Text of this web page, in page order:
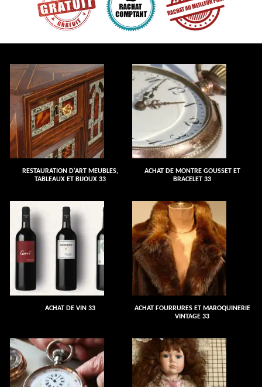
RESTAURATION D'ART MEUBLES,
TABLEAUX ET BIJOUX 33
ACHAT DE MONTRE GOUSSET ET
BRACELET 33
ACHAT DE VIN 33
ACHAT FOURRURES ET MAROQUINERIE
VINTAGE 33